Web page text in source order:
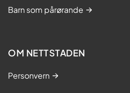
Barn som pårørande
OM NETTSTADEN
Personvern